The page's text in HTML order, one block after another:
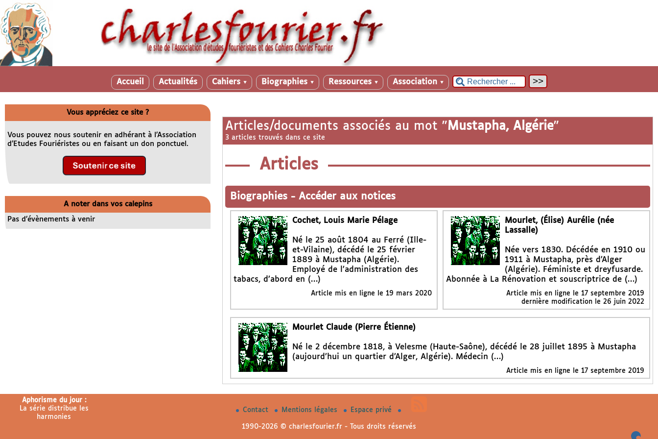
Accueil Actualités Cahiers ▼ Biographies ▼ Ressources ▼ Association ▼
Articles/documents associés au mot "Mustapha, Algérie"
3 articles trouvés dans ce site
Articles
Biographies - Accéder aux notices
Cochet, Louis Marie Pélage
Né le 25 août 1804 au Ferré (Ille-
et-Vilaine), décédé le 25 février
1889 à Mustapha (Algérie).
Employé de l’administration des
tabacs, d’abord en (…)
Article mis en ligne le 19 mars 2020
Mourlet, (Élise) Aurélie (née
Lassalle)
Née vers 1830. Décédée en 1910 ou
1911 à Mustapha, près d’Alger
(Algérie). Féministe et dreyfusarde.
Abonnée à La Rénovation et souscriptrice de (…)
Article mis en ligne le17 septembre 2019
dernière modification le 26 juin 2022
Mourlet Claude (Pierre Étienne)
Né le 2 décembre 1818, à Velesme (Haute-Saône), décédé le 28 juillet 1895 à Mustapha
(aujourd’hui un quartier d’Alger, Algérie). Médecin (…)
Article mis en ligne le 17 septembre 2019
Vous appréciez ce site ?
Vous pouvez nous soutenir en adhérant à l’Association
d’Etudes Fouriéristes ou en faisant un don ponctuel.
A noter dans vos calepins
Pas d’évènements à venir
Aphorisme du jour :
La série distribue les
harmonies
Contact Mentions légales Espace privé
1990-2026 © charlesfourier.fr - Tous droits réservés